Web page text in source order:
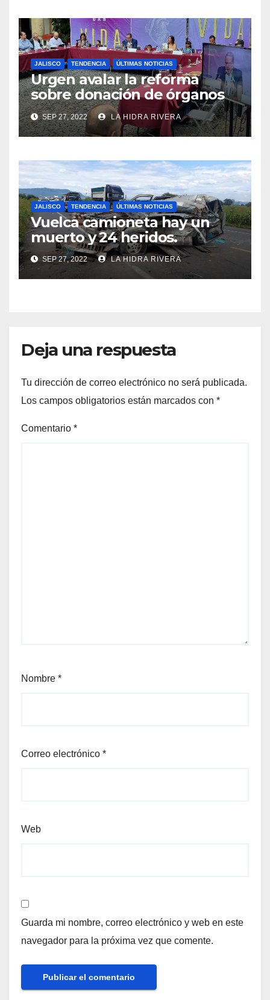
JALISCO TENDENCIA ÚLTIMAS NOTICIAS
Urgen avalar la reforma
sobre donación de órganos
en Jalisco.
SEP 27, 2022 LA HIDRA RIVERA
JALISCO TENDENCIA ÚLTIMAS NOTICIAS
Vuelca camioneta hay un
muerto y 24 heridos.
SEP 27, 2022 LA HIDRA RIVERA
Deja una respuesta
Tu dirección de correo electrónico no será publicada.
Los campos obligatorios están marcados con *
Comentario *
Nombre *
Correo electrónico *
Web
Guarda mi nombre, correo electrónico y web en este
navegador para la próxima vez que comente.